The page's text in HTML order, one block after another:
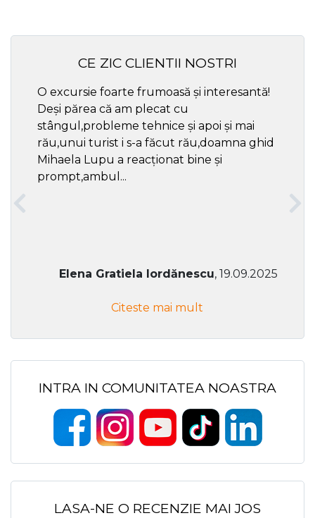
CE ZIC CLIENTII NOSTRI
O excursie foarte frumoasă și interesantă!
Deși părea că am plecat cu
stângul,probleme tehnice și apoi și mai
rău,unui turist i s-a făcut rău,doamna ghid
Mihaela Lupu a reacționat bine și
prompt,ambul...
Elena Gratiela Iordănescu, 19.09.2025
Citeste mai mult
INTRA IN COMUNITATEA NOASTRA
LASA-NE O RECENZIE MAI JOS